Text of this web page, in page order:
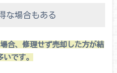
な場合もある
合、修理せず売却した方が結
です。